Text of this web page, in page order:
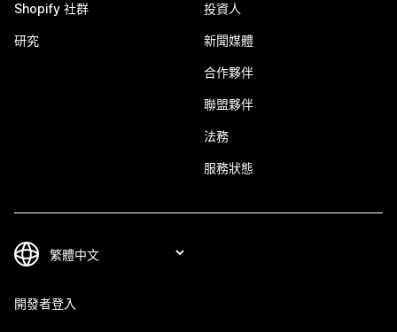
Shopify 社群
研究
投資人
新聞媒體
合作夥伴
聯盟夥伴
法務
服務狀態
開發者登入